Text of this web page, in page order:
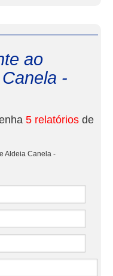
ao
-
5 relatórios de
Aldeia Canela -